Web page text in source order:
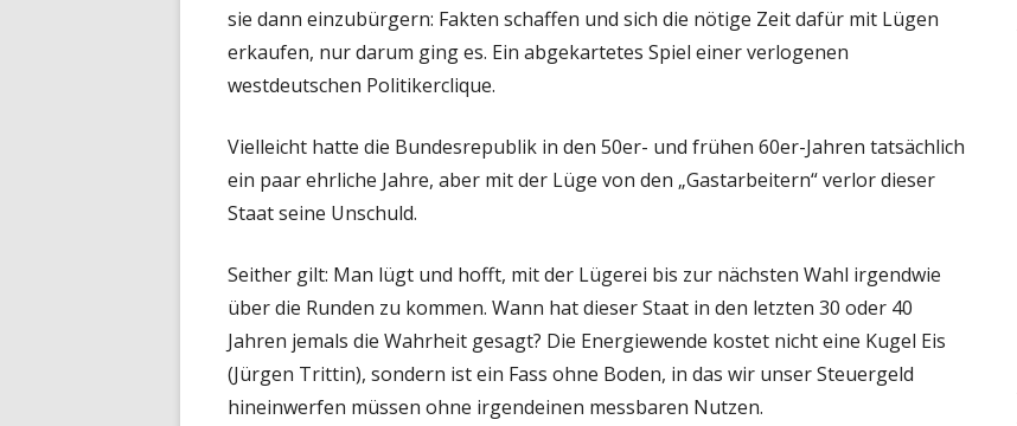
sie dann einzubürgern: Fakten schaffen und sich die nötige Zeit dafür mit Lügen
erkaufen, nur darum ging es. Ein abgekartetes Spiel einer verlogenen
westdeutschen Politikerclique.
Vielleicht hatte die Bundesrepublik in den 50er- und frühen 60er-Jahren tatsächlich
ein paar ehrliche Jahre, aber mit der Lüge von den „Gastarbeitern“ verlor dieser
Staat seine Unschuld.
Seither gilt: Man lügt und hofft, mit der Lügerei bis zur nächsten Wahl irgendwie
über die Runden zu kommen. Wann hat dieser Staat in den letzten 30 oder 40
Jahren jemals die Wahrheit gesagt? Die Energiewende kostet nicht eine Kugel Eis
(Jürgen Trittin), sondern ist ein Fass ohne Boden, in das wir unser Steuergeld
hineinwerfen müssen ohne irgendeinen messbaren Nutzen.